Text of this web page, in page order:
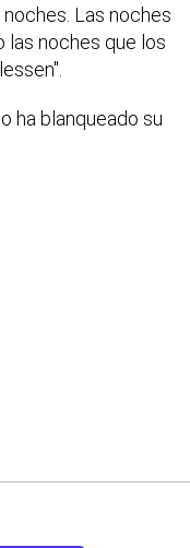
Las noches
las noches que los
ha blanqueado su